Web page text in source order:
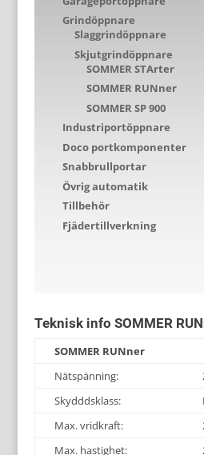
Grindöppnare
Slaggrindöppnare
Skjutgrindöppnare
SOMMER STArter
SOMMER RUNner
SOMMER SP 900
Industriportöppnare
Doco portkomponenter
Snabbrullportar
Övrig automatik
Tillbehör
Fjädertillverkning
Teknisk info SOMMER
SOMMER RUNner
Nätspänning:
Skydddsklass:
Max. vridkraft:
Max. hastighet: